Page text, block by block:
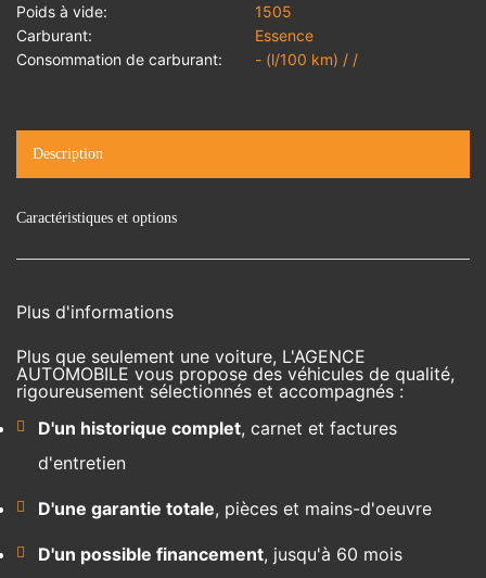
Poids à vide:
1505
Carburant:
Essence
Consommation de carburant:
- (l/100 km) / /
Description
Caractéristiques et options
Plus d'informations
Plus que seulement une voiture, L'AGENCE
AUTOMOBILE vous propose des véhicules de qualité,
rigoureusement sélectionnés et accompagnés :
D'un historique complet, carnet et factures
d'entretien
D'une garantie totale, pièces et mains-d'oeuvre
D'un possible financement, jusqu'à 60 mois